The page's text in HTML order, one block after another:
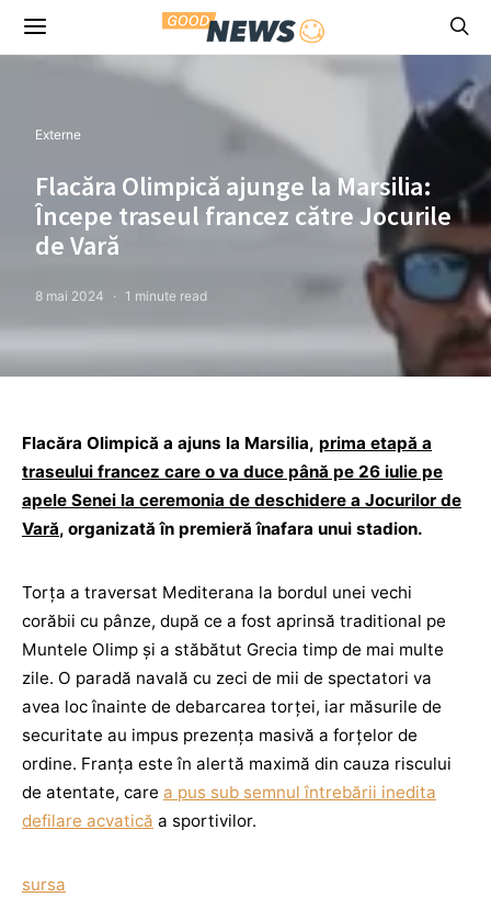
Externe
Flacăra Olimpică ajunge la Marsilia:
Începe traseul francez către Jocurile
de Vară
8 mai 2024 1 minute read
Flacăra Olimpică a ajuns la Marsilia, prima etapă a
traseului francez care o va duce până pe 26 iulie pe
apele Senei la ceremonia de deschidere a Jocurilor de
Vară, organizată în premieră înafara unui stadion.
Torţa a traversat Mediterana la bordul unei vechi
corăbii cu pânze, după ce a fost aprinsă traditional pe
Muntele Olimp şi a stăbătut Grecia timp de mai multe
zile. O paradă navală cu zeci de mii de spectatori va
avea loc înainte de debarcarea torţei, iar măsurile de
securitate au impus prezenţa masivă a forţelor de
ordine. Franţa este în alertă maximă din cauza riscului
de atentate, care a pus sub semnul întrebării inedita
defilare acvatică a sportivilor.
sursa